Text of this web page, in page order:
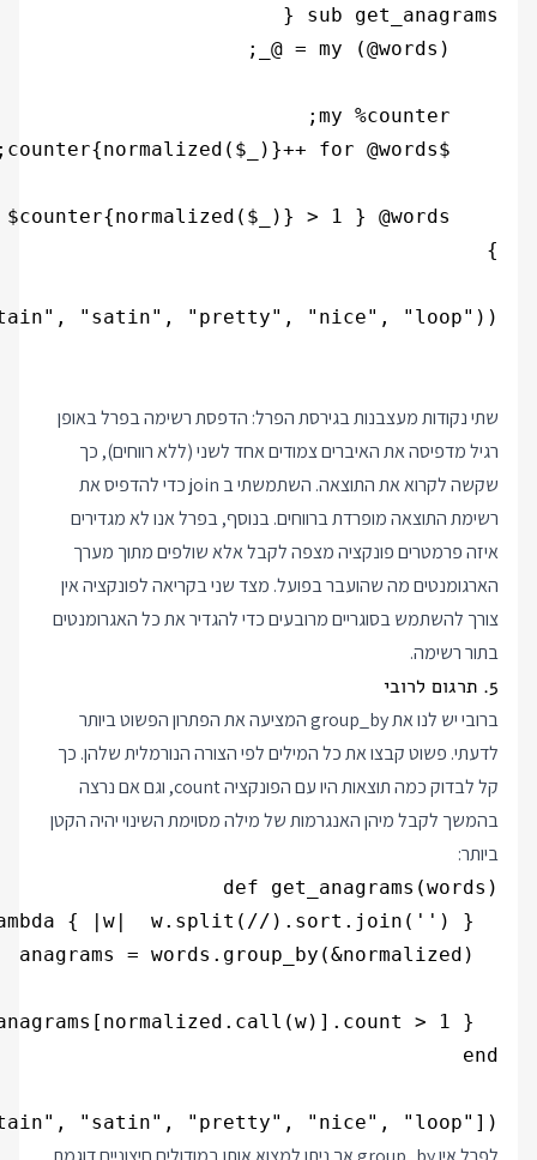
שתי נקודות מעצבנות בגירסת הפרל: הדפסת רשימה בפרל באופן
רגיל מדפיסה את האיברים צמודים אחד לשני (ללא רווחים), כך
שקשה לקרוא את התוצאה. השתמשתי ב join כדי להדפיס את
רשימת התוצאה מופרדת ברווחים. בנוסף, בפרל אנו לא מגדירים
איזה פרמטרים פונקציה מצפה לקבל אלא שולפים מתוך מערך
הארגומנטים מה שהועבר בפועל. מצד שני בקריאה לפונקציה אין
צורך להשתמש בסוגריים מרובעים כדי להגדיר את כל האגרומנטים
בתור רשימה.
5. תרגום לרובי
ברובי יש לנו את group_by המציעה את הפתרון הפשוט ביותר
לדעתי. פשוט קבצו את כל המילים לפי הצורה הנורמלית שלהן. כך
קל לבדוק כמה תוצאות היו עם הפונקציה count, וגם אם נרצה
בהמשך לקבל מיהן האנגרמות של מילה מסוימת השינוי יהיה הקטן
ביותר:
"satin", "pretty", "nice", "loop"])